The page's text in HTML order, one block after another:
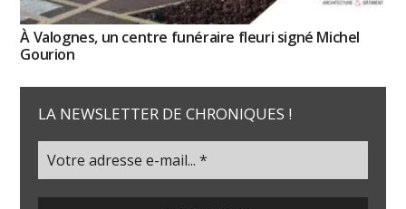
À Valognes, un centre funéraire fleuri signé Michel
Gourion
LA NEWSLETTER DE CHRONIQUES !